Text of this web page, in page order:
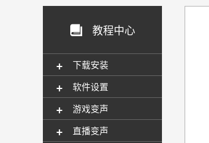
 教程中心
下载安装
+
软件设置
+
游戏变声
+
直播变声
+